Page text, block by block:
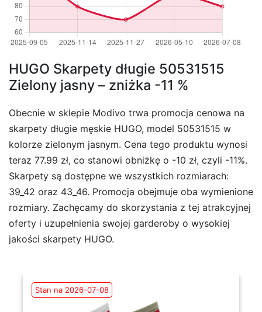
HUGO Skarpety długie 50531515
Zielony jasny – zniżka -11 %
Obecnie w sklepie Modivo trwa promocja cenowa na
skarpety długie męskie HUGO, model 50531515 w
kolorze zielonym jasnym. Cena tego produktu wynosi
teraz 77.99 zł, co stanowi obniżkę o -10 zł, czyli -11%.
Skarpety są dostępne we wszystkich rozmiarach:
39_42 oraz 43_46. Promocja obejmuje oba wymienione
rozmiary. Zachęcamy do skorzystania z tej atrakcyjnej
oferty i uzupełnienia swojej garderoby o wysokiej
jakości skarpety HUGO.
Stan na 2026-07-08